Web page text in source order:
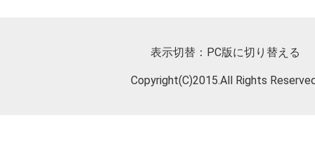
表示切替： PC版に切り替える
Copyright(C)2015.All Rights